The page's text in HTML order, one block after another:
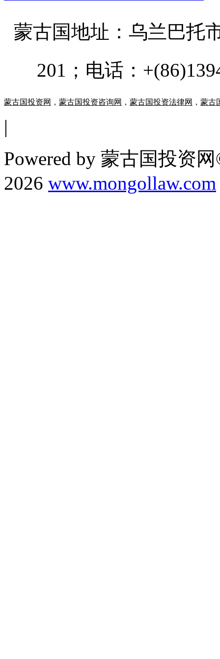
蒙古国地址： 乌兰巴托
201；电话：
蒙古国投资网 ， 蒙古国投资咨询网 ， 蒙古国投资法律网 ， 蒙古
|
Powered by 蒙古国投资
2026 www.mongollaw.com